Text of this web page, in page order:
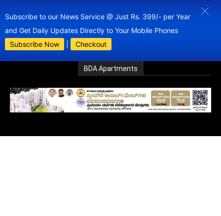
Subscribe to our News Service @ Just Rs. 399/- per Year
and Get Daily Updates Directly to Your Mobile Phones
Subscribe Now
Checkout
BDA Apartments